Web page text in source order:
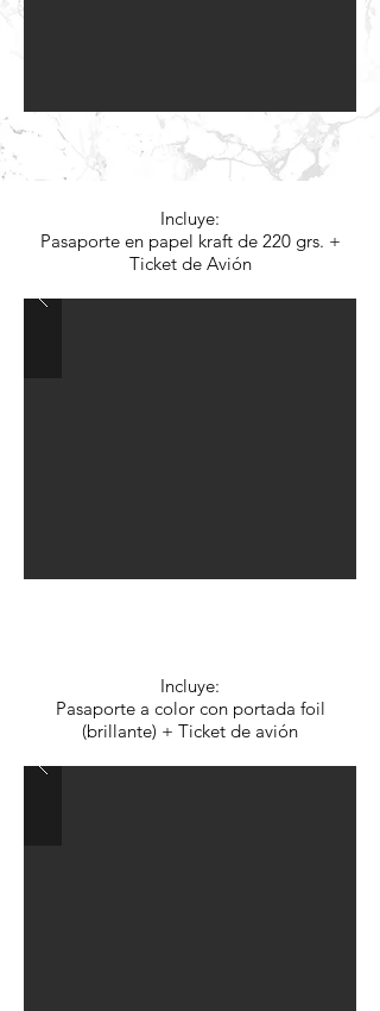
Opción A: $3.100.-
c/u
Incluye:
Pasaporte en papel kraft de 220 grs. +
Ticket de Avión
Incluye:
Pasaporte a color con portada foil
(brillante) + Ticket de avión